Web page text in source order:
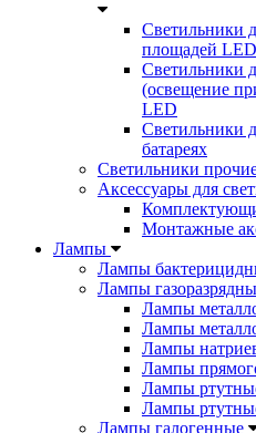
Светильники
площадей LED
Светильники
(освещение
LED
Светильники
батареях
Светильники
Аксессуары для
Монтажные
Лампы
Лампы
Лампы
Лампы
Лампы
Лампы
Лампы
Лампы
Лампы
Лампы галогенные